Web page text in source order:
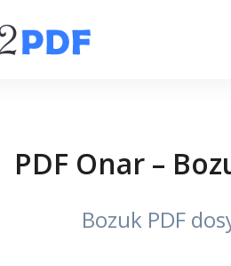
PDF Onar –
Bozuk PDF